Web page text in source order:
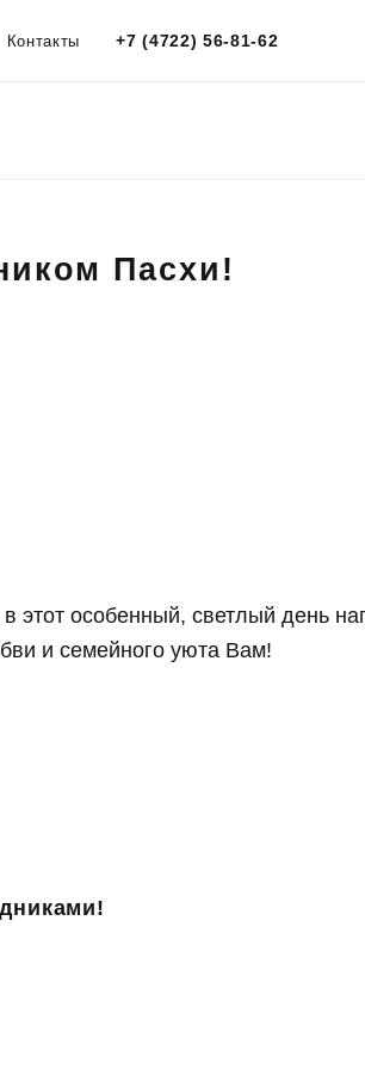
Контакты +7 (4722) 56-81-62
Пасхи!
этот особенный, светлый день
и семейного уюта Вам!